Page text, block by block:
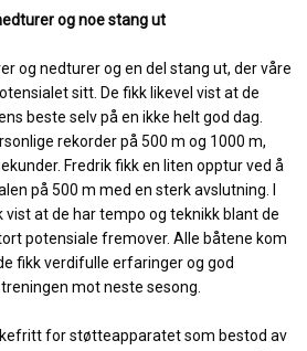
og noe stang ut
og nedturer og en del stang ut, der våre
sitt. De fikk likevel vist at de
beste selv på en ikke helt god dag.
rekorder på 500 m og 1000 m,
Fredrik fikk en liten opptur ved å
på 500 m med en sterk avslutning. I
vist at de har tempo og teknikk blant de
potensiale fremover. Alle båtene kom
fikk verdifulle erfaringer og god
mot neste sesong.
for støtteapparatet som bestod av